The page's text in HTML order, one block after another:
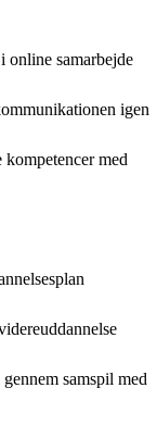
online samarbejde
igen
med
samspil med